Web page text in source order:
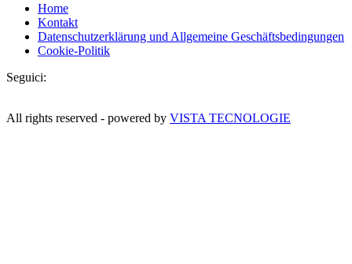
Home
Kontakt
Datenschutzerklärung und Allgemeine Geschäftsbedingungen
Cookie-Politik
Seguici:
All rights reserved - powered by VISTA TECNOLOGIE